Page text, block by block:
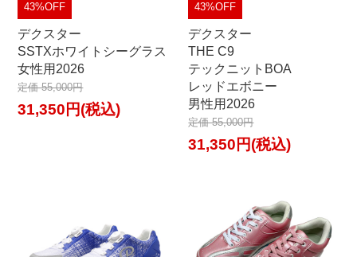
43%OFF
デクスター
SSTXホワイトシーグラス
女性用2026
定価 55,000円
31,350円(税込)
43%OFF
デクスター
THE C9
テックニットBOA
レッドエボニー
男性用2026
定価 55,000円
31,350円(税込)